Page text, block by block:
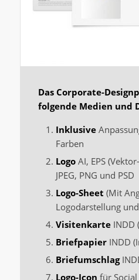
Das Corporate-
folgende Medien und
Inklusive
Farben
LogoAI, EPS
JPEG, PNG und PSD
Logo-Sheet (Mit
Logodarstellung
VisitenkarteINDD
BriefpapierINDD
Briefumschlag
Logo-Icon für Social